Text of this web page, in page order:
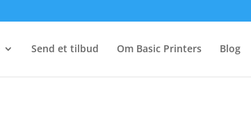
Send et tilbud Om Basic Printers Blog